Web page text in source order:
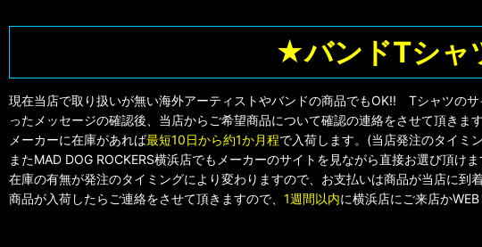
★バンドTシャ
現在当店で取り扱いが無い海外アーティストやバンドの商品でもOK!! Tシャツの
ったメッセージの確認後、当店からご希望商品について確認の連絡をさせて頂きます
メーカーに在庫があれば最短10日から約1か月程で入荷します。(当店発注のタイミ
またMAD DOG ROCKERS横浜店でもメーカーのサイトを見ながら直接お選び頂け
在庫の有無が発注のタイミングにより変わりますので、お支払いは商品が当店に到
商品が入荷したらご連絡をさせて頂きますので、 1週間以内に横浜店にご来店か